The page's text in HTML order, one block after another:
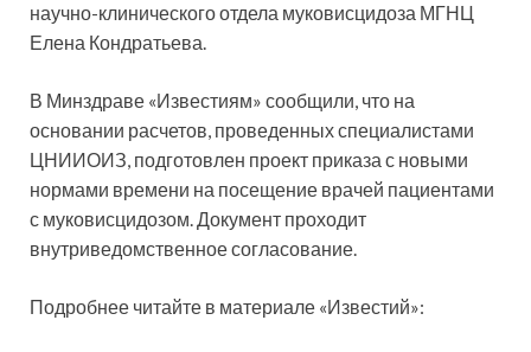
научно-клинического отдела муковисцидоза МГНЦ
Елена Кондратьева.
В Минздраве «Известиям» сообщили, что на
основании расчетов, проведенных специалистами
ЦНИИОИЗ, подготовлен проект приказа с новыми
нормами времени на посещение врачей пациентами
с муковисцидозом. Документ проходит
внутриведомственное согласование.
Подробнее читайте в материале «Известий»: